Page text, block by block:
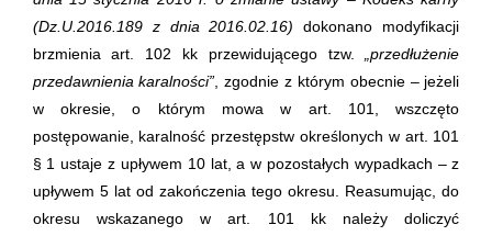
(Dz.U.2016.189 z dnia 2016.02.16) dokonano modyfikacji
brzmienia art. 102 kk przewidującego tzw.
„przedłużenie
przedawnienia karalności” , zgodnie z którym obecnie – jeżeli
w okresie, o którym mowa w art. 101, wszczęto
postępowanie, karalność przestępstw określonych w art. 101
§ 1 ustaje z upływem 10 lat, a w pozostałych wypadkach – z
upływem 5 lat od zakończenia tego okresu. Reasumując, do
okresu wskazanego w art. 101 kk należy doliczyć